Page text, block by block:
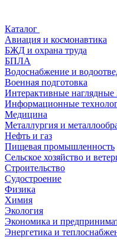
Каталог
Авиация и космонавтика
БЖД и охрана труда
БПЛА
Водоснабжение и
Военная подготовка
Интерактивные наглядные
Информационные
Медицина
Металлургия и
Нефть и газ
Пищевая промышленность
Сельское хозяйство и
Строительство
Судостроение
Физика
Химия
Экология
Экономика и
Энергетика и